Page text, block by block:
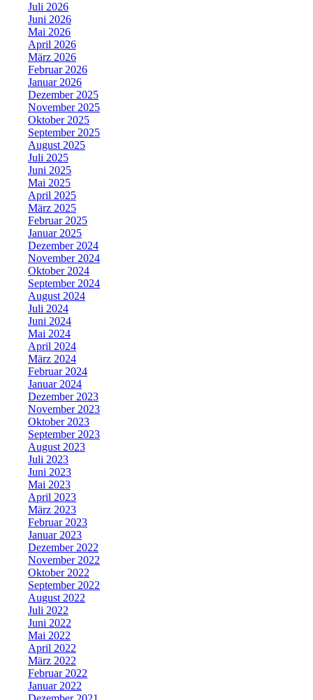
Juli 2026
Juni 2026
Mai 2026
April 2026
März 2026
Februar 2026
Januar 2026
Dezember 2025
November 2025
Oktober 2025
September 2025
August 2025
Juli 2025
Juni 2025
Mai 2025
April 2025
März 2025
Februar 2025
Januar 2025
Dezember 2024
November 2024
Oktober 2024
September 2024
August 2024
Juli 2024
Juni 2024
Mai 2024
April 2024
März 2024
Februar 2024
Januar 2024
Dezember 2023
November 2023
Oktober 2023
September 2023
August 2023
Juli 2023
Juni 2023
Mai 2023
April 2023
März 2023
Februar 2023
Januar 2023
Dezember 2022
November 2022
Oktober 2022
September 2022
August 2022
Juli 2022
Juni 2022
Mai 2022
April 2022
März 2022
Februar 2022
Januar 2022